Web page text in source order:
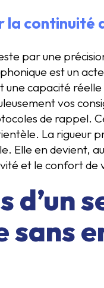
la continuité
par une
est un
capacité
vos
de rappel.
La rigueur
Elle en devient,
et le confort de
d’un
sans